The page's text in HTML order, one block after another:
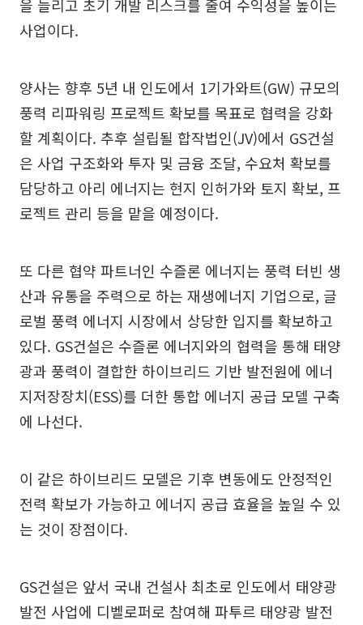
을 늘리고 초기 개발 리스크를 줄여 수익성을 높이는
사업이다.
양사는 향후 5년 내 인도에서 1기가와트(GW) 규모의
풍력 리파워링 프로젝트 확보를 목표로 협력을 강화
할 계획이다. 추후 설립될 합작법인(JV)에서 GS건설
은 사업 구조화와 투자 및 금융 조달, 수요처 확보를
담당하고 아리 에너지는 현지 인허가와 토지 확보, 프
로젝트 관리 등을 맡을 예정이다.
또 다른 협약 파트너인 수즐론 에너지는 풍력 터빈 생
산과 유통을 주력으로 하는 재생에너지 기업으로, 글
로벌 풍력 에너지 시장에서 상당한 입지를 확보하고
있다. GS건설은 수즐론 에너지와의 협력을 통해 태양
광과 풍력이 결합한 하이브리드 기반 발전원에 에너
지저장장치(ESS)를 더한 통합 에너지 공급 모델 구축
에 나선다.
이 같은 하이브리드 모델은 기후 변동에도 안정적인
전력 확보가 가능하고 에너지 공급 효율을 높일 수 있
는 것이 장점이다.
GS건설은 앞서 국내 건설사 최초로 인도에서 태양광
발전 사업에 디벨로퍼로 참여해 파투르 태양광 발전